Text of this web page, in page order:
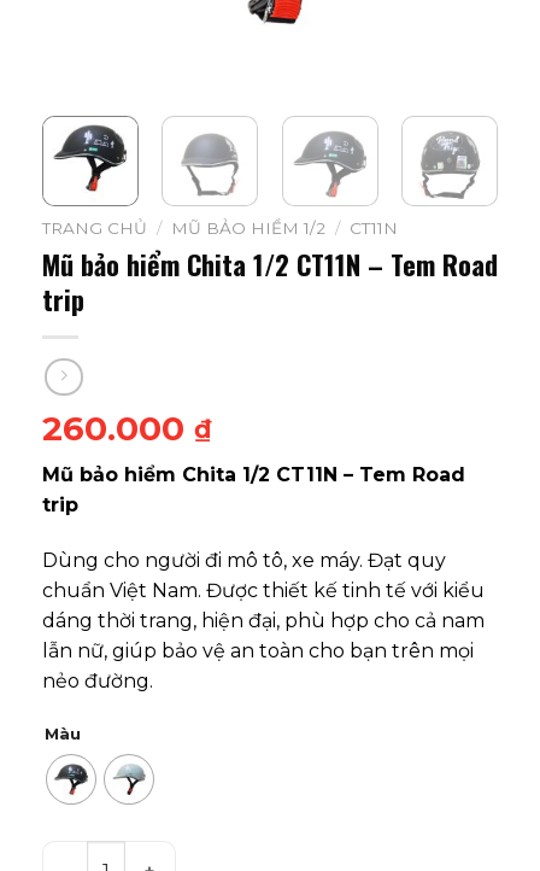
TRANG CHỦ / MŨ BẢO HIỂM 1/2 / CT11N
Mũ bảo hiểm Chita 1/2 CT11N – Tem Road
trip
260.000 ₫
Mũ bảo hiểm Chita 1/2 CT11N – Tem Road
trip
Dùng cho người đi mô tô, xe máy. Đạt quy
chuẩn Việt Nam. Được thiết kế tinh tế với kiểu
dáng thời trang, hiện đại, phù hợp cho cả nam
lẫn nữ, giúp bảo vệ an toàn cho bạn trên mọi
nẻo đường.
Màu